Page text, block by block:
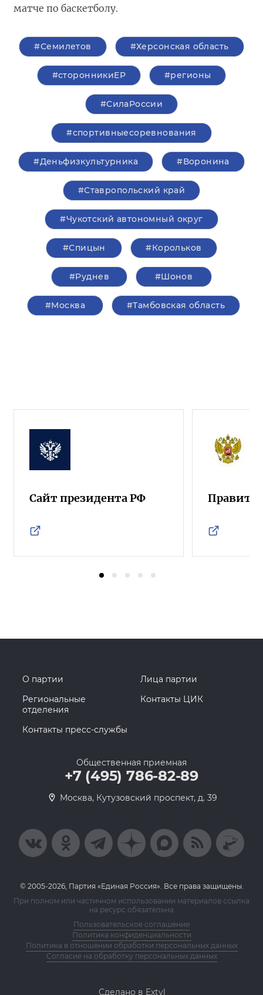
матче по баскетболу.
#Семилетов #Херсонская область
#сторонникиЕР #регионы
#СилаРоссии
#спортивныесоревнования
#Деньфизкультурника #Воронина
#Ставропольский край
#Чукотский автономный округ
#Спицын #Корольков
#Руднев #Шонов
#Москва #Тамбовская область
Сайт президента РФ
О партии
Лица партии
Региональные
отделения
Контакты ЦИК
Контакты пресс-службы
Общественная приемная
+7 (495) 786-82-89
Москва, Кутузовский проспект, д. 39
© 2005-2026, Партия «Единая Россия». Все права защищены.
При полном или частичном использовании материалов ссылка
на ресурс обязательна
Пользовательское соглашение
Политика конфиденциальности
Политика в отношении обработки персональных данных
Согласие на обработку персональных данных
Сделано в Extyl